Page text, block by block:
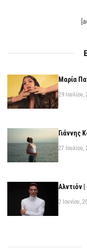
Μαρία
29 Ιουλίου,
Γιάννης
27 Ιουλίου,
Αλντιόν
2 Ιουνίου,